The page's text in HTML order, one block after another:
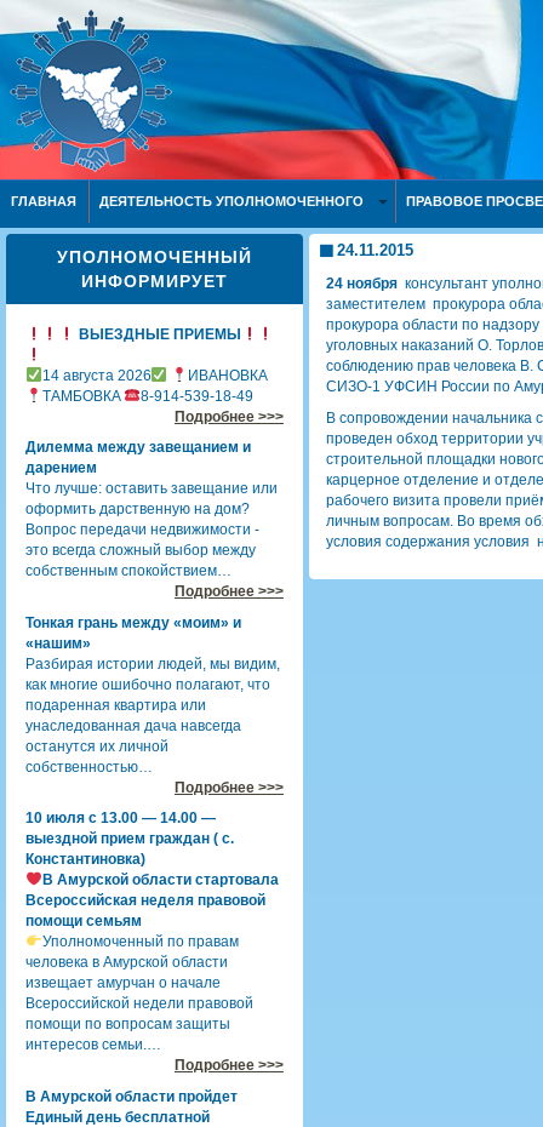
ГЛАВНАЯ ДЕЯТЕЛЬНОСТЬ УПОЛНОМОЧЕННОГО ПРАВОВОЕ
УПОЛНОМОЧЕННЫЙ
ИНФОРМИРУЕТ
ВЫЕЗДНЫЕ ПРИЕМЫ
14 августа 2026
ИВАНОВКА
ТАМБОВКА
8-914-539-18-49
Подробнее >>>
Дилемма между завещанием и
дарением
Что лучше: оставить завещание или
оформить дарственную на дом?
Вопрос передачи недвижимости -
это всегда сложный выбор между
собственным спокойствием…
Подробнее >>>
Тонкая грань между «моим» и
«нашим»
Разбирая истории людей, мы видим,
как многие ошибочно полагают, что
подаренная квартира или
унаследованная дача навсегда
останутся их личной
собственностью…
Подробнее >>>
10 июля с 13.00 — 14.00 —
выездной прием граждан ( с.
Константиновка)
В Амурской области стартовала
Всероссийская неделя правовой
помощи семьям
Уполномоченный по правам
человека в Амурской области
извещает амурчан о начале
Всероссийской недели правовой
помощи по вопросам защиты
интересов семьи.…
Подробнее >>>
В Амурской области пройдет
Единый день бесплатной
24.11.2015
24 ноября консультант
заместителем прокурора
прокурора области по
уголовных наказаний О.
соблюдению прав человека
СИЗО-1 УФСИН России по
В сопровождении начальника
проведен обход территории
строительной площадки
карцерное отделение и
рабочего визита провели
личным вопросам. Во время
условия содержания условия